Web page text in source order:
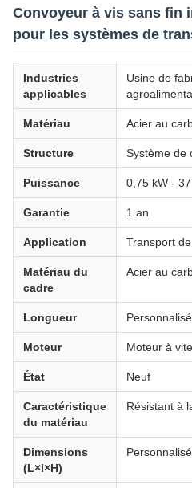
Convoyeur à vis sans fin
pour les systèmes de
Industries
applicables
Usine de
Matériau Acier au
Structure Système de
Puissance 0,75 kW -
Garantie 1 an
Application Transport
Matériau du
cadre
Acier au
Longueur
Moteur Moteur à
État Neuf
Caractéristique
du matériau
Résistant à
Dimensions
(L×l×H)